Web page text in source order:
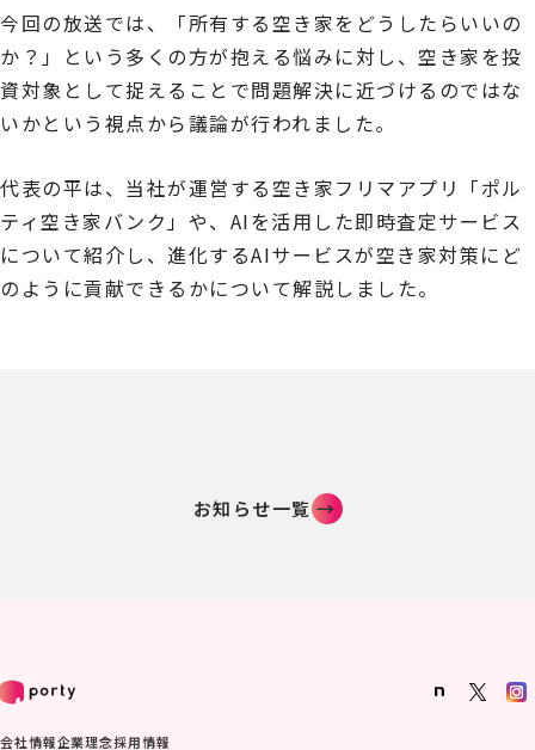
今回の放送では、「所有する空き家をどうしたらいいの
か？」という多くの方が抱える悩みに対し、空き家を投
資対象として捉えることで問題解決に近づけるのではな
いかという視点から議論が行われました。
代表の平は、当社が運営する空き家フリマアプリ「ポル
ティ空き家バンク」や、AIを活用した即時査定サービス
について紹介し、進化するAIサービスが空き家対策にど
のように貢献できるかについて解説しました。
お知らせ一覧 →
会社情報企業理念採用情報